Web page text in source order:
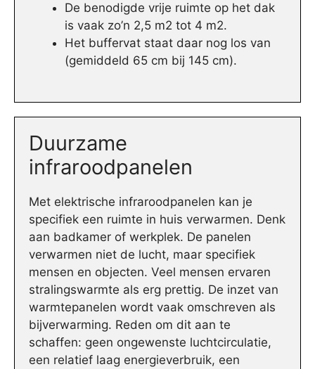
De benodigde vrije ruimte op het dak
is vaak zo’n 2,5 m2 tot 4 m2.
Het buffervat staat daar nog los van
(gemiddeld 65 cm bij 145 cm).
Duurzame
infraroodpanelen
Met elektrische infraroodpanelen kan je
specifiek een ruimte in huis verwarmen. Denk
aan badkamer of werkplek. De panelen
verwarmen niet de lucht, maar specifiek
mensen en objecten. Veel mensen ervaren
stralingswarmte als erg prettig. De inzet van
warmtepanelen wordt vaak omschreven als
bijverwarming. Reden om dit aan te
schaffen: geen ongewenste luchtcirculatie,
een relatief laag energieverbruik, een